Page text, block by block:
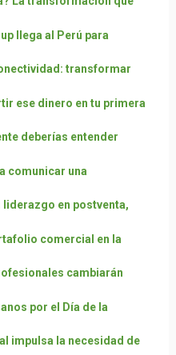
llega al Perú para
transformar
ese dinero en tu primera
deberías entender
comunicar una
en postventa,
comercial en la
cambiarán
por el Día de la
impulsa la necesidad de